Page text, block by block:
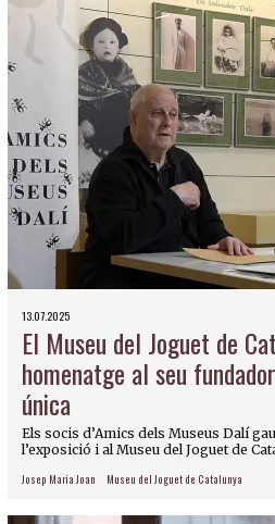
13.07.2025
El Museu del Joguet de
homenatge al seu
única
Els socis d’Amics dels Museus Dalí
l’exposició i al Museu del Joguet de
Josep Maria Joan Museu del Joguet de Catalunya